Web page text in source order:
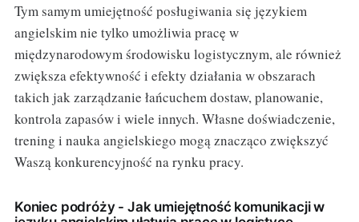
Tym samym umiejętność posługiwania się językiem
angielskim nie tylko umożliwia pracę w
międzynarodowym środowisku logistycznym, ale również
zwiększa efektywność i efekty działania w obszarach
takich jak zarządzanie łańcuchem dostaw, planowanie,
kontrola zapasów i wiele innych. Własne doświadczenie,
trening i nauka angielskiego mogą znacząco zwiększyć
Waszą konkurencyjność na rynku pracy.
Koniec podróży - Jak umiejętność komunikacji w